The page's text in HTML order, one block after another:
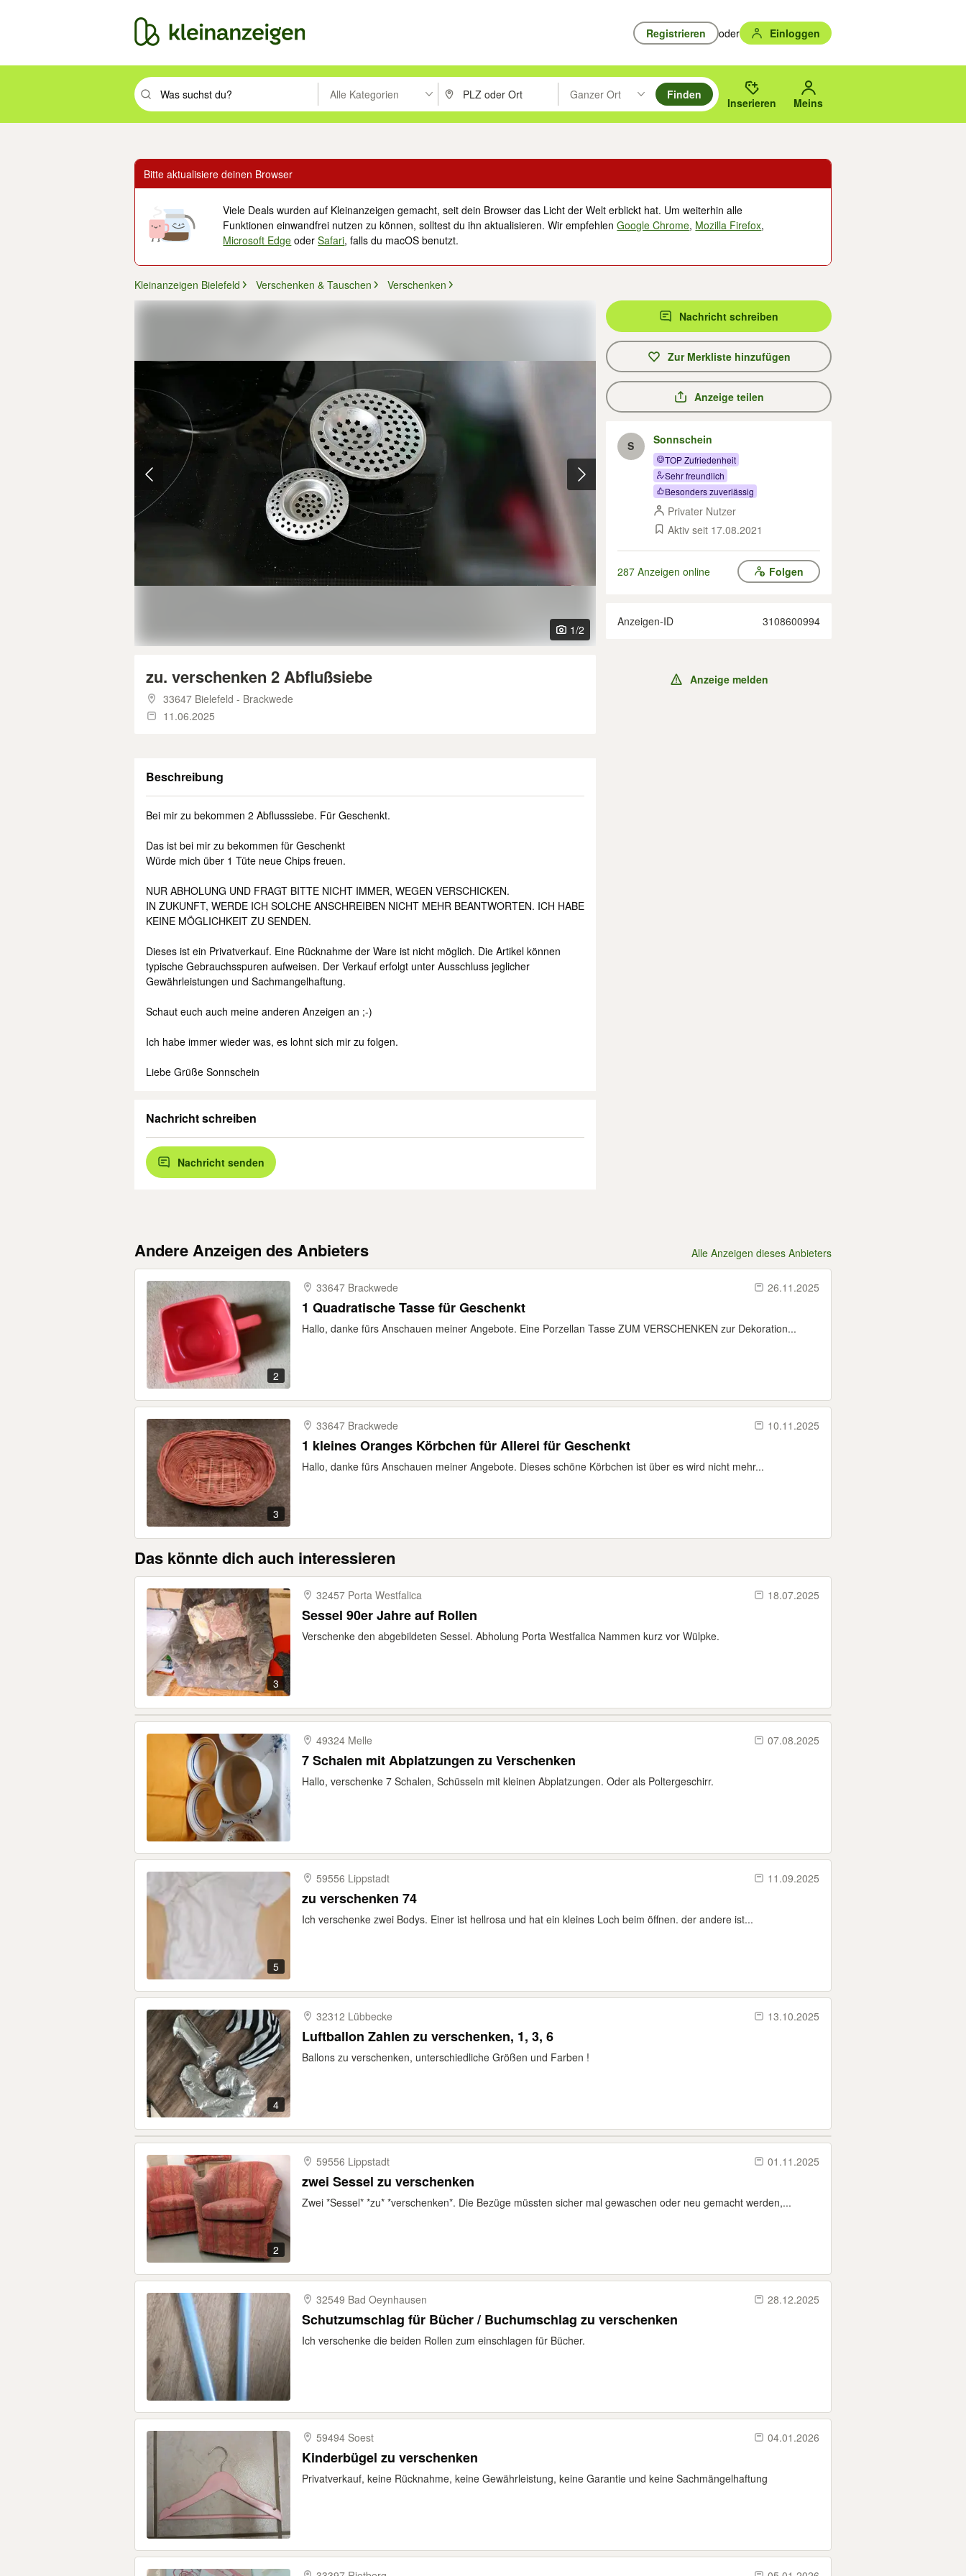
Registrieren oder Einloggen
Suchbegriff eingeben. Eingabetaste drücken um zu suchen, oder Vorschläge mit den Pfeiltasten nach oben/unten durchsuchen und mit Eingabetaste auswählen.
Alle Kategorien PLZ oder Ort eingeben. Eingabetaste drücken um zu suchen, oder Vorschläge mit den Pfeiltasten nach oben/
Ganzer Ort
Suche im Umkreis des gewählten Orts oder PLZ.
Finden
Inserieren Meins
Bitte aktualisiere deinen Browser
Viele Deals wurden auf Kleinanzeigen gemacht, seit dein Browser das Licht der Welt erblickt hat. Um weiterhin alle
Funktionen einwandfrei nutzen zu können, solltest du ihn aktualisieren. Wir empfehlenGoogle Chrome, Mozilla Firefox,
Microsoft Edge oderSafari, falls du macOS benutzt.
Kleinanzeigen Bielefeld Verschenken & Tauschen Verschenken
1/2
zu. verschenken 2 Abflußsiebe
33647 Bielefeld - Brackwede
11.06.2025
Beschreibung
Bei mir zu bekommen 2 Abflusssiebe. Für Geschenkt.
Das ist bei mir zu bekommen für Geschenkt
Würde mich über 1 Tüte neue Chips freuen.
NUR ABHOLUNG UND FRAGT BITTE NICHT IMMER, WEGEN VERSCHICKEN.
IN ZUKUNFT, WERDE ICH SOLCHE ANSCHREIBEN NICHT MEHR BEANTWORTEN. ICH HABE
KEINE MÖGLICHKEIT ZU SENDEN.
Dieses ist ein Privatverkauf. Eine Rücknahme der Ware ist nicht möglich. Die Artikel können
typische Gebrauchsspuren aufweisen. Der Verkauf erfolgt unter Ausschluss jeglicher
Gewährleistungen und Sachmangelhaftung.
Schaut euch auch meine anderen Anzeigen an ;-)
Ich habe immer wieder was, es lohnt sich mir zu folgen.
Liebe Grüße Sonnschein
Nachricht schreiben
Nachricht senden
Nachricht schreiben
Zur Merkliste hinzufügen
Anzeige teilen
S Sonnschein
TOP Zufriedenheit
Sehr freundlich
Besonders zuverlässig
Privater Nutzer
Aktiv seit 17.08.2021
287 Anzeigen online Folgen
Anzeigen-ID 3108600994
Anzeige melden
Andere Anzeigen des Anbieters Alle Anzeigen dieses Anbieters
2
33647 Brackwede 26.11.2025
1 Quadratische Tasse für Geschenkt
Hallo, danke fürs Anschauen meiner Angebote. Eine Porzellan Tasse ZUM VERSCHENKEN zur Dekoration...
3
33647 Brackwede 10.11.2025
1 kleines Oranges Körbchen für Allerei für Geschenkt
Hallo, danke fürs Anschauen meiner Angebote. Dieses schöne Körbchen ist über es wird nicht mehr...
Das könnte dich auch interessieren
3
32457 Porta Westfalica 18.07.2025
Sessel 90er Jahre auf Rollen
Verschenke den abgebildeten Sessel. Abholung Porta Westfalica Nammen kurz vor Wülpke.
49324 Melle 07.08.2025
7 Schalen mit Abplatzungen zu Verschenken
Hallo, verschenke 7 Schalen, Schüsseln mit kleinen Abplatzungen. Oder als Poltergeschirr.
5
59556 Lippstadt 11.09.2025
zu verschenken 74
Ich verschenke zwei Bodys. Einer ist hellrosa und hat ein kleines Loch beim öffnen. der andere ist...
4
32312 Lübbecke 13.10.2025
Luftballon Zahlen zu verschenken, 1, 3, 6
Ballons zu verschenken, unterschiedliche Größen und Farben !
2
59556 Lippstadt 01.11.2025
zwei Sessel zu verschenken
Zwei *Sessel* *zu* *verschenken*. Die Bezüge müssten sicher mal gewaschen oder neu gemacht werden,...
32549 Bad Oeynhausen 28.12.2025
Schutzumschlag für Bücher / Buchumschlag zu verschenken
Ich verschenke die beiden Rollen zum einschlagen für Bücher.
59494 Soest 04.01.2026
Kinderbügel zu verschenken
Privatverkauf, keine Rücknahme, keine Gewährleistung, keine Garantie und keine Sachmängelhaftung